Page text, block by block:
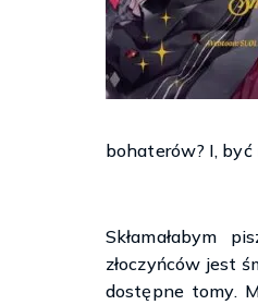
bohaterów? I, być
Skłamałabym
złoczyńców jest
dostępne tomy.